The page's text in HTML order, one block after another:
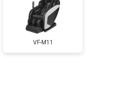
Заказать
ЗаказатьVF-M11